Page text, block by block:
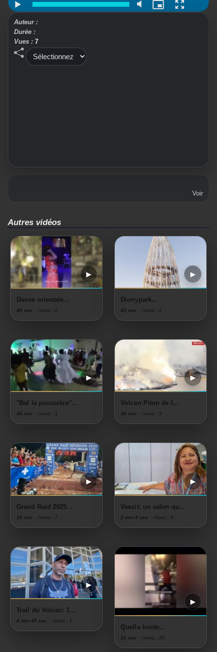
Auteur :
Durée :
Vues : 7
Voir
Autres vidéos
Danse orientale...
40 sec - Vues : 2
Dionypark...
41 sec - Vues : 2
"Bal la poussière"...
44 sec - Vues : 1
Volcan Piton de l...
36 sec - Vues : 5
Grand Raid 2025...
33 sec - Vues : 7
Veezit: un salon qu...
2 min 9 sec - Vues : 5
Trail du Volcan: 1...
8 min 45 sec - Vues : 1
Quelle honte...
31 sec - Vues : 20